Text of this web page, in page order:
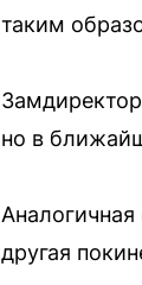
таким
но в
другая